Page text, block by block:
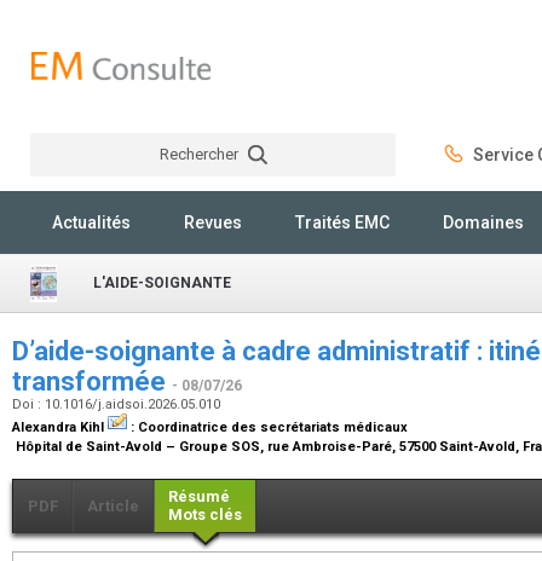
Rechercher Service
Actualités Revues Traités EMC Domaines
L'AIDE-SOIGNANTE
D’aide-soignante à cadre administratif :
transformée - 08/07/26
Doi : 10.1016/j.aidsoi.2026.05.010
Alexandra Kihl
: Coordinatrice des secrétariats médicaux
Hôpital de Saint-Avold – Groupe SOS, rue Ambroise-Paré, 57500 Saint-Avold,
PDF Article
Résumé
Mots clés